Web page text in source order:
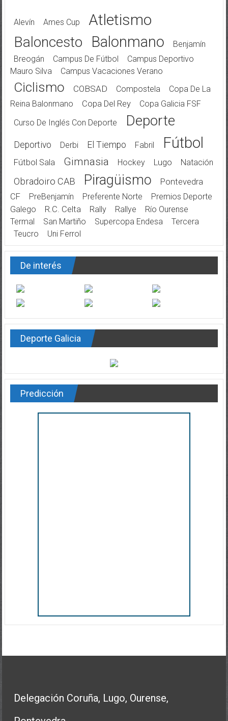
Alevín Ames Cup Atletismo
Baloncesto Balonmano
Benjamín
Breogán
Campus De Fútbol
Campus Deportivo
Mauro Silva
Campus Vacaciones Verano
Ciclismo COBSAD Compostela
Copa De La
Reina Balonmano
Copa Del Rey
Copa Galicia FSF
Curso De Inglés Con Deporte
Deporte
Deportivo Derbi El Tiempo Fabril Fútbol
Fútbol Sala Gimnasia Hockey Lugo Natación
Obradoiro CAB Piragüismo
Pontevedra
CF
PreBenjamín Preferente Norte
Premios Deporte
Galego
R.C. Celta Rally Rallye
Río Ourense
Termal
San Martiño Supercopa Endesa
Tercera
Teucro
Uni Ferrol
De interés
Deporte Galicia
Predicción
Delegación Coruña, Lugo, Ourense,